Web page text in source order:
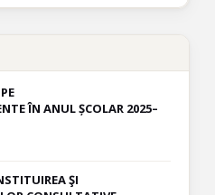
ÎN ANUL ȘCOLAR 2025–
ŞI